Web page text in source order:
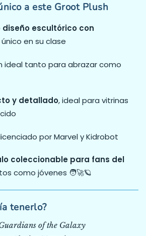
a este Groot Plush
diseño escultórico con
único en su clase
ideal tanto para abrazar como
y detallado, ideal para vitrinas
por Marvel y Kidrobot
coleccionable para fans del
como jóvenes 🧑‍🚀🪐
tenerlo?
of the Galaxy